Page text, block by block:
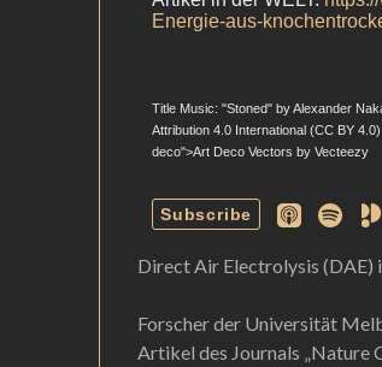
Direct Air Electrolysis (DAE)
Forscher der Universität
Artikel des Journals „Nature